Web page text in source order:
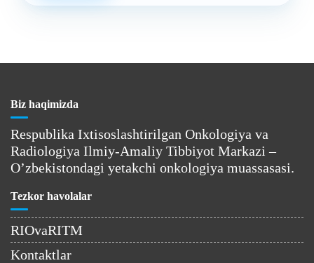
Biz haqimizda
Respublika Ixtisoslashtirilgan Onkologiya va
Radiologiya Ilmiy-Amaliy Tibbiyot Markazi –
O’zbekistondagi yetakchi onkologiya muassasasi.
Tezkor havolalar
RIOvaRITM
Kontaktlar